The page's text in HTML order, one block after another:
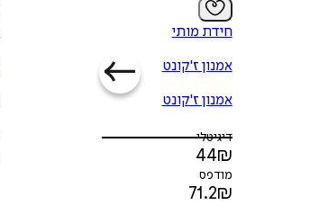
חידת מותי
אמנון ז'קונט
אמנון ז'קונט
דיגיטלי
44₪
מודפס
71.2₪